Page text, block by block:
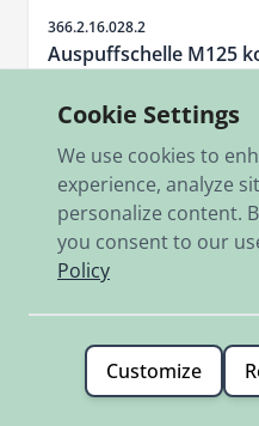
Sku
366.2.16.028.2
Auspuffschelle M125
€5.80
In stock
Add
Cookie Settings
We use cookies to
experience, analyze
personalize content.
you consent to our
Policy
Customize